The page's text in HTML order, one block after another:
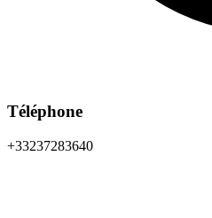
Téléphone
+33237283640